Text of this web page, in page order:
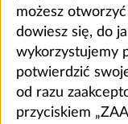
możesz
dowiesz się, do
wykorzystujemy
potwierdzić
od razu
przyciskiem